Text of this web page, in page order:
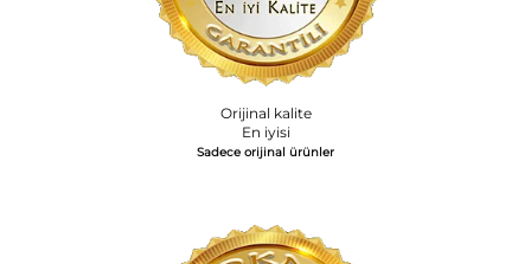
Orijinal kalite
En iyisi
Sadece orijinal ürünler